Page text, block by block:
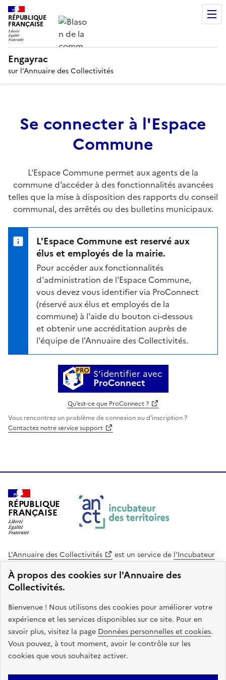
À propos des cookies sur l'Annuaire des
Collectivités.
Bienvenue ! Nous utilisons des cookies pour améliorer votre
expérience et les services disponibles sur ce site. Pour en
savoir plus, visitez la page Données personnelles et cookies.
Vous pouvez, à tout moment, avoir le contrôle sur les
cookies que vous souhaitez activer.
RÉPUBLIQUE
FRANÇAISE
Engayrac
sur l’Annuaire des Collectivités
Se connecter à l'Espace
Commune
L'Espace Commune permet aux agents de la
commune d’accéder à des fonctionnalités avancées
telles que la mise à disposition des rapports du conseil
communal, des arrêtés ou des bulletins municipaux.
L'Espace Commune est reservé aux
élus et employés de la mairie.
Pour accéder aux fonctionnalités
d'administration de l'Espace Commune,
vous devez vous identifier via ProConnect
(réservé aux élus et employés de la
commune) à l'aide du bouton ci-dessous
et obtenir une accréditation auprès de
l'équipe de l'Annuaire des Collectivités.
S’identifier avec
ProConnect
Qu’est-ce que ProConnect ?
Vous rencontrez un problème de connexion ou d'inscription ?
Contactez notre service support
RÉPUBLIQUE
FRANÇAISE
L'Annuaire des Collectivités est un service de l'Incubateur
Cohésion des Territoires
. Le code source de ce site web
est disponible en licence libre. Le design de ce site est conçu
avec le système de design de l’État.
legifrance.gouv.fr
info.gouv.fr
service-public.gouv.fr
data.gouv.fr
Plan du site Accessibilite : non conforme Mentions légales